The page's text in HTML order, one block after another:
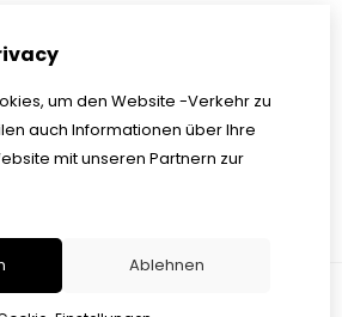
um den Website -Verkehr zu
auch Informationen über Ihre
mit unseren Partnern zur
Ablehnen